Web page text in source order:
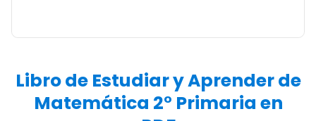
Libro de Estudiar y Aprender de
Matemática 2° Primaria en